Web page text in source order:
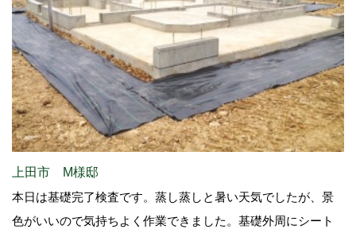
上田市 M様邸
本日は基礎完了検査です。蒸し蒸しと暑い天気でしたが、景
色がいいので気持ちよく作業できました。基礎外周にシート